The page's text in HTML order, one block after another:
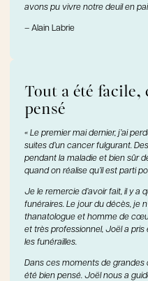
avons pu vivre notre deuil en
– Alain Labrie
Tout a été facile,
pensé
« Le premier mai dernier, j’ai
suites d’un cancer fulgurant.
pendant la maladie et bien sûr
quand on réalise qu’il est parti
Je le remercie d’avoir fait, il y a
funéraires. Le jour du décès, je
thanatologue et homme de
et très professionnel, Joël a
les funérailles.
Dans ces moments de grandes
été bien pensé. Joël nous a